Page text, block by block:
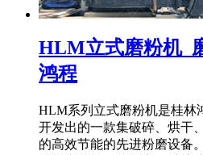
HLM立式磨粉机_
鸿程
HLM系列立式磨粉机是桂林
开发出的一款集破碎、烘干
的高效节能的先进粉磨设备